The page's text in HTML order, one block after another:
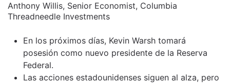
Anthony Willis, Senior Economist, Columbia
Threadneedle Investments
En los próximos días, Kevin Warsh tomará
posesión como nuevo presidente de la Reserva
Federal.
Las acciones estadounidenses siguen al alza, pero